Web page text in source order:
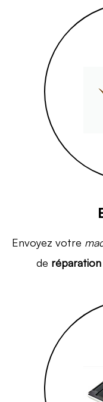
Envoyez votre
de